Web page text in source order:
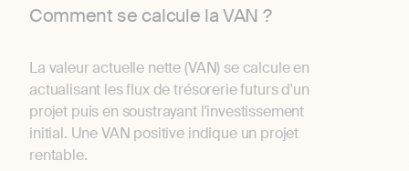
Comment se calcule la VAN ?
La valeur actuelle nette (VAN) se calcule en
actualisant les flux de trésorerie futurs d'un
projet puis en soustrayant l'investissement
initial. Une VAN positive indique un projet
rentable.